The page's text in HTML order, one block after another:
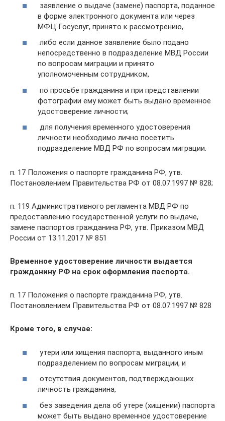
заявление о выдаче (замене) паспорта, поданное
в форме электронного документа или через
МФЦ Госуслуг, принято к рассмотрению,
либо если данное заявление было подано
непосредственно в подразделение МВД России
по вопросам миграции и принято
уполномоченным сотрудником,
по просьбе гражданина и при представлении
фотографии ему может быть выдано временное
удостоверение личности;
для получения временного удостоверения
личности необходимо лично посетить
подразделение МВД РФ по вопросам миграции.
п. 17 Положения о паспорте гражданина РФ, утв.
Постановлением Правительства РФ от 08.07.1997 № 828;
п. 119 Административного регламента МВД РФ по
предоставлению государственной услуги по выдаче,
замене паспортов гражданина РФ, утв. Приказом МВД
России от 13.11.2017 № 851
Временное удостоверение личности выдается
гражданину РФ на срок оформления паспорта.
п. 17 Положения о паспорте гражданина РФ, утв.
Постановлением Правительства РФ от 08.07.1997 № 828
Кроме того, в случае:
утери или хищения паспорта, выданного иным
подразделением по вопросам миграции, и
отсутствия документов, подтверждающих
личность гражданина,
без заведения дела об утере (хищении) паспорта
может быть выдано временное удостоверение